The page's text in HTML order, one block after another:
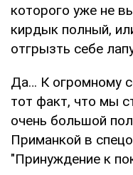
которого уже не
кирдык полный,
отгрызть себе
Да… К огромному
тот факт, что мы
очень большой
Приманкой в
"Принуждение к